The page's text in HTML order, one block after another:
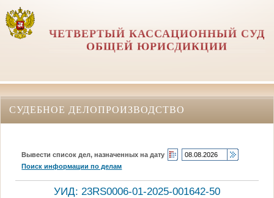
ЧЕТВЕРТЫЙ КАССАЦИОННЫЙ СУД
ОБЩЕЙ ЮРИСДИКЦИИ
СУДЕБНОЕ ДЕЛОПРОИЗВОДСТВО
Вывести список дел, назначенных на дату
Поиск информации по делам
УИД: 23RS0006-01-2025-001642-50